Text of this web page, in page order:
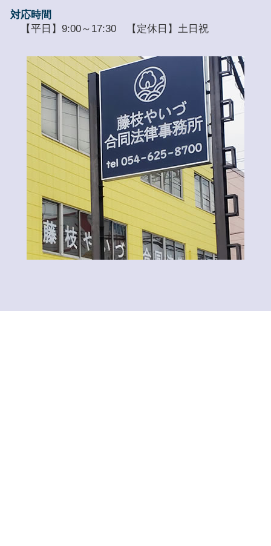
対応時間
【平日】9:00～17:30 【定休日】土日祝